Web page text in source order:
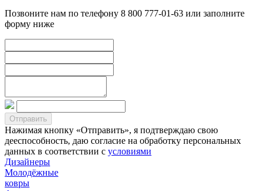
Позвоните нам по телефону 8 800 777-01-63 или заполните
форму ниже
Нажимая кнопку «Отправить», я подтверждаю свою
дееспособность, даю согласие на обработку персональных
данных в соответствии с условиями
Дизайнеры
Молодёжные
ковры